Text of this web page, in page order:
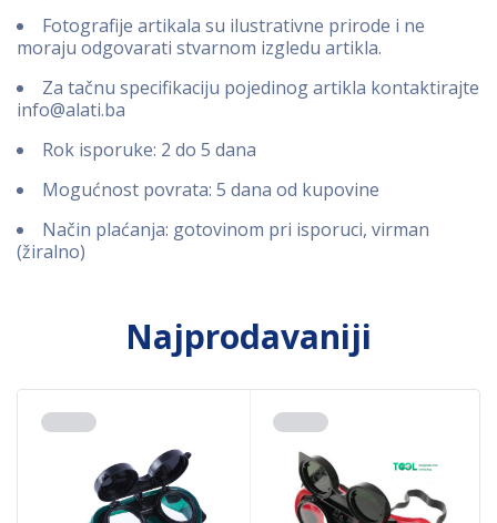
Fotografije artikala su ilustrativne prirode i ne
moraju odgovarati stvarnom izgledu artikla.
Za tačnu specifikaciju pojedinog artikla kontaktirajte
info@alati.ba
Rok isporuke: 2 do 5 dana
Mogućnost povrata: 5 dana od kupovine
Način plaćanja: gotovinom pri isporuci, virman
(žiralno)
Najprodavaniji